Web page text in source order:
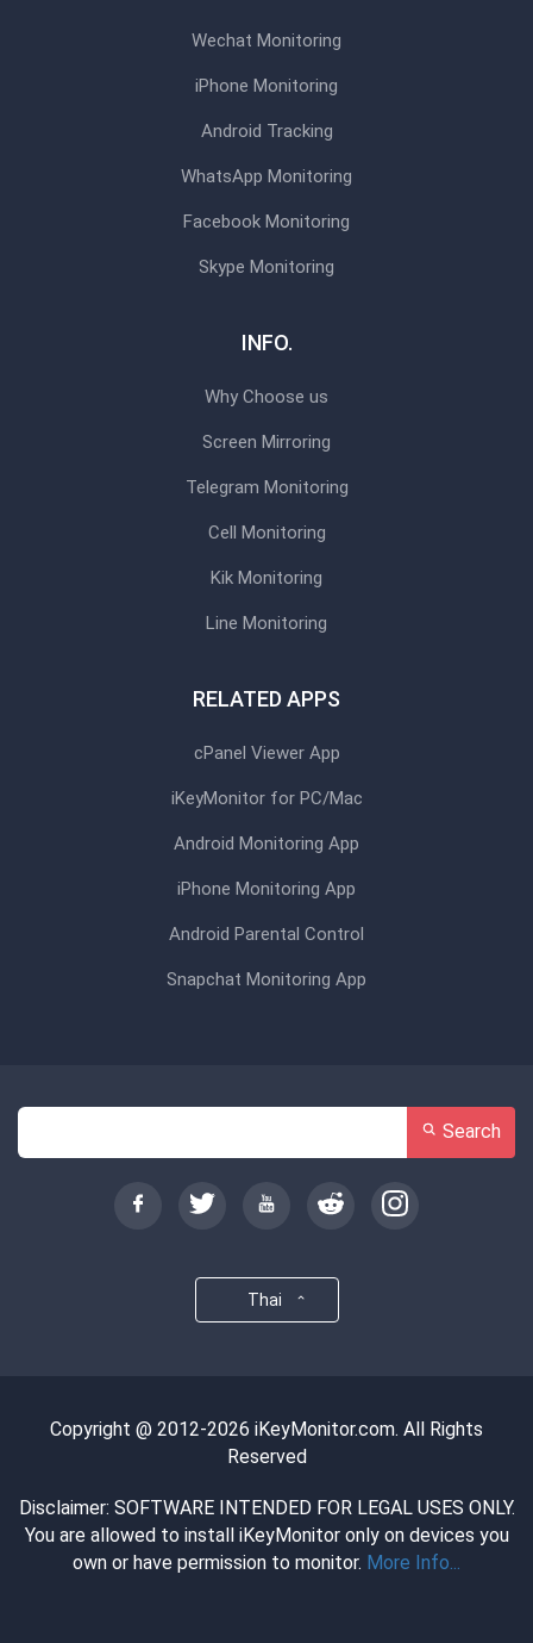
Wechat Monitoring
iPhone Monitoring
Android Tracking
WhatsApp Monitoring
Facebook Monitoring
Skype Monitoring
INFO.
Why Choose us
Screen Mirroring
Telegram Monitoring
Cell Monitoring
Kik Monitoring
Line Monitoring
RELATED APPS
cPanel Viewer App
iKeyMonitor for PC/Mac
Android Monitoring App
iPhone Monitoring App
Android Parental Control
Snapchat Monitoring App
Search
Thai
Copyright @ 2012-2026 iKeyMonitor.com. All Rights
Reserved
Disclaimer: SOFTWARE INTENDED FOR LEGAL USES ONLY.
You are allowed to install iKeyMonitor only on devices you
own or have permission to monitor. More Info...